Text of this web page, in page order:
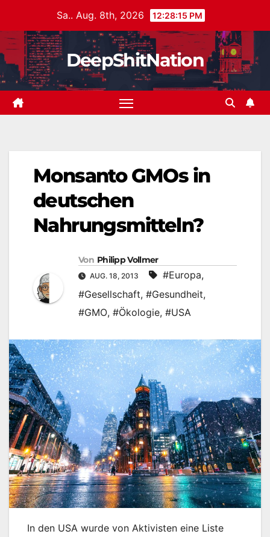
springen
Sa.. Aug. 8th, 2026 12:28:15 PM
DeepShitNation
Monsanto GMOs in
deutschen
Nahrungsmitteln?
Von Philipp Vollmer
AUG. 18, 2013 #Europa,
#Gesellschaft, #Gesundheit,
#GMO, #Ökologie, #USA
In den USA wurde von Aktivisten eine Liste